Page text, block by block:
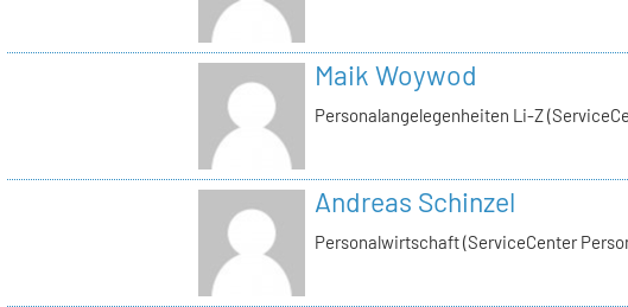
Maik Woywod
Personalangelegenheiten Li-Z
Andreas Schinzel
Personalwirtschaft (ServiceCenter